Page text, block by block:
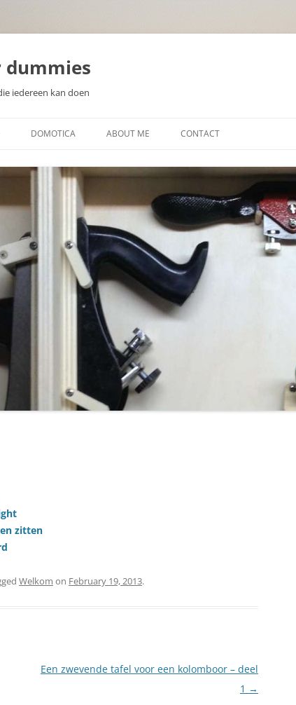
dummies
iedereen kan doen
DOMOTICA
EEN DOMOTICA CONTROLLER
ZELF DOMOTICA SENSOREN EN
ACTUATOREN MAKEN
WAT IS EEN MICROCONTROLLER
SOORTEN SENSOREN
DISPLAYS VOOR DOMOTICA
PROJECTEN
ABOUT ME CONTACT
zitten
Welkom on February 19, 2013.
Een zwevende tafel voor een kolomboor – deel
1 →